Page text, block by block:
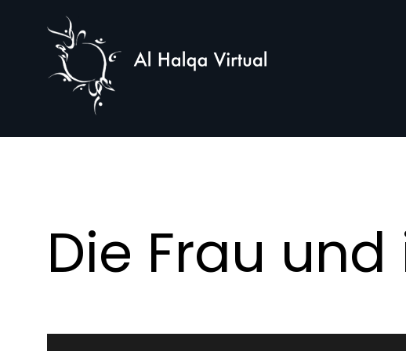
Al
Halqa
Die Frau